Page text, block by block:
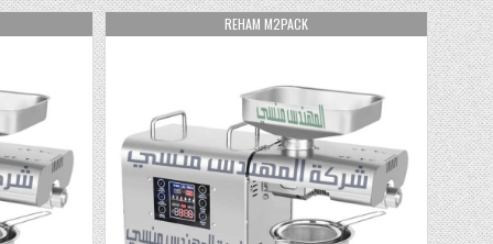
AUTHOR:
REHAM M2PACK